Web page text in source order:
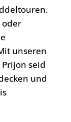
oder
unseren
seid
und